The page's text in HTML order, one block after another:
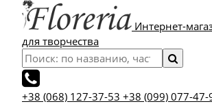
Интернет-
для творчества
+38 (068) 127-37-53 +38 (099) 077-47-